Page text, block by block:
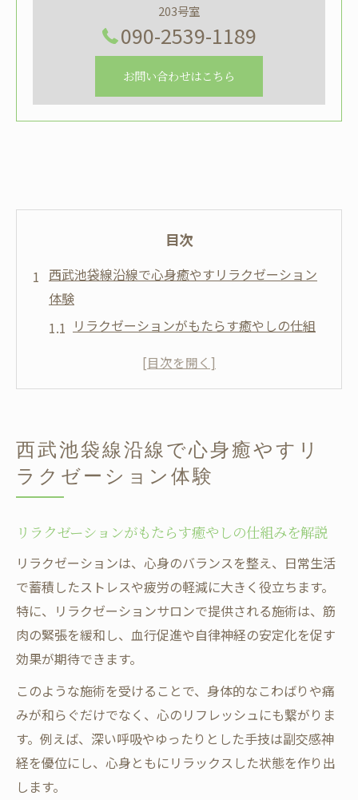
203号室
090-2539-1189
お問い合わせはこちら
目次
西武池袋線沿線で心身癒やすリラクゼーション
体験
リラクゼーションがもたらす癒やしの仕組
沿線で体感できるリラクゼーションの魅力
リラクゼーションで得られるリフレッシュ
効果とは
施術法
通いやすさ重視ならリラクゼーションの選び方
も重要
リラクゼーションはアクセスと利便性がポ
イント
通いやすさで選ぶリラクゼーションサロン
の基準
リラクゼーション重視のサロン選びで快適
通勤を実現
駅近リラクゼーションで忙しい毎日もラク
西武池袋線沿線で心身癒やすリ
ラクゼーション体験
リラクゼーションがもたらす癒やしの仕組みを解説
リラクゼーションは、心身のバランスを整え、日常生活
で蓄積したストレスや疲労の軽減に大きく役立ちます。
特に、リラクゼーションサロンで提供される施術は、筋
肉の緊張を緩和し、血行促進や自律神経の安定化を促す
効果が期待できます。
このような施術を受けることで、身体的なこわばりや痛
みが和らぐだけでなく、心のリフレッシュにも繋がりま
す。例えば、深い呼吸やゆったりとした手技は副交感神
経を優位にし、心身ともにリラックスした状態を作り出
します。